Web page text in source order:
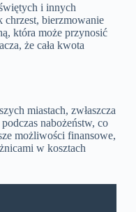
i innych
chrzest, bierzmowanie
która może przynosić
że cała kwota
miastach, zwłaszcza
nabożeństw, co
możliwości finansowe,
w kosztach